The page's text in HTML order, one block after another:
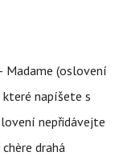
Madame (oslovení
napíšete s
nepřidávejte
drahá